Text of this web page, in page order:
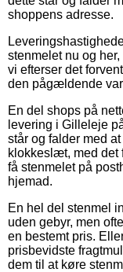
shoppens adresse.
stenmelet nu og
vi efterser det
den pågældende
En del shops på
levering i Gilleleje
står og falder med
klokkeslæt, med det
få stenmelet på
hjemad.
En hel del stenmel
uden gebyr, men
en bestemt pris.
prisbevidste
dem til at køre